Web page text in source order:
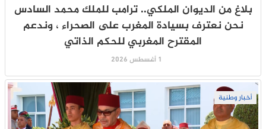
بلاغ من الديوان الملكي.. ترامب للملك محمد السادس
نحن نعترف بسيادة المغرب على الصحراء ، وندعم
المقترح المغربي للحكم الذاتي
1 أغسطس 2026
أخبار وطنية